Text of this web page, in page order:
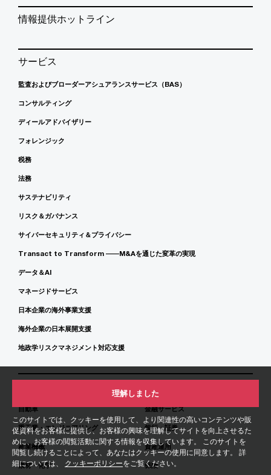
このサイトでは、クッキーを使用して、より関連性の高いコンテンツや販
促資料をお客様に提供し、お客様の興味を理解してサイトを向上させるた
めに、お客様の閲覧活動に関する情報を収集しています。 このサイトを
閲覧し続けることによって、あなたはクッキーの使用に同意します。 詳
細については、 クッキーポリシーをご覧ください。
理解しました
情報提供ホットライン
サービス
監査およびブローダーアシュアランスサービス（BAS）
コンサルティング
ディールアドバイザリー
フォレンジック
税務
法務
サステナビリティ
リスク＆ガバナンス
サイバーセキュリティ＆プライバシー
Transact to Transform ――M&Aを通じた変革の実現
データ＆AI
マネージドサービス
日本企業の海外事業支援
海外企業の日本展開支援
地政学リスクマネジメント対応支援
自動車
重工業・エンジニアリング
産業機械
素材・化学
金融サービス
銀行・証券
資産運用
保険